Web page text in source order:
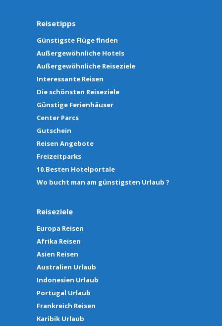
Reisetipps
Günstigste Flüge finden
Außergewöhnliche Hotels
Außergewöhnliche Reiseziele
Interessante Reisen
Die schönsten Reiseziele
Günstige Ferienhäuser
Center Parcs
Gutschein
Reisen Angebote
Freizeitparks
10.Besten Hotelportale
Wo bucht man am günstigsten Urlaub ?
Reiseziele
Europa Reisen
Afrika Reisen
Asien Reisen
Australien Urlaub
Indonesien Urlaub
Portugal Urlaub
Frankreich Reisen
Karibik Urlaub